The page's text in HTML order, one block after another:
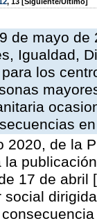
de mayo
Igualdad,
los
2020, de la
la
17 de abril
social